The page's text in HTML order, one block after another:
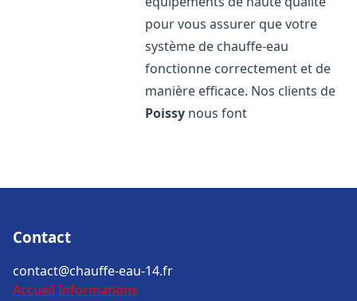
pour vous assurer que votre
système de chauffe-eau
fonctionne correctement et de
manière efficace. Nos clients de
Poissy nous font
Contact
contact@chauffe-eau-14.fr
Accueil Informations